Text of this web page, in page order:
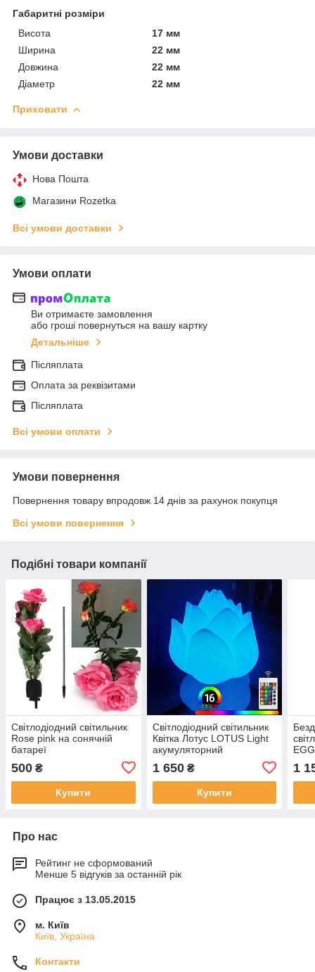
Габаритні розміри
Висота
17 мм
Ширина
22 мм
Довжина
22 мм
Діаметр
22 мм
Приховати
Умови доставки
Нова Пошта
Магазини Rozetka
Всі умови доставки
Умови оплати
Ви отримаєте замовлення
або гроші повернуться на вашу картку
Детальніше
Післяплата
Оплата за реквізитами
Післяплата
Всі умови оплати
Умови повернення
Повернення товару впродовж 14 днів за рахунок покупця
Всі умови повернення
Подібні товари компанії
Світлодіодний світильник
Rose pink на сонячній
батареї
500 ₴
Купити
Світлодіодний світильник
Квітка Лотус LOTUS Light
акумуляторний
1 650₴
Купити
1
Про нас
Рейтинг не сформований
Менше 5 відгуків за останній рік
Працює з 13.05.2015
м. Київ
Київ, Україна
Контакти